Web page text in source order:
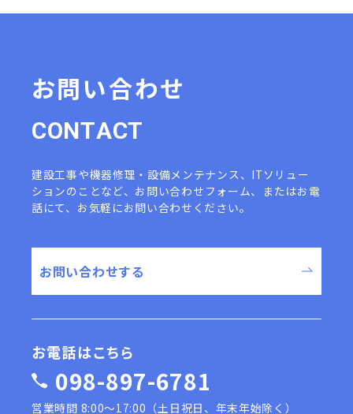
お問い合わせ
CONTACT
建設工事や機器修理・設備メンテナンス、ITソリュー
ションのことなど、 お問い合わせフォーム、またはお電
話にて、お気軽にお問い合わせください。
お問い合わせする
お電話はこちら
098-897-6781
営業時間 8:00〜17:00（土日祝日、年末年始除く）